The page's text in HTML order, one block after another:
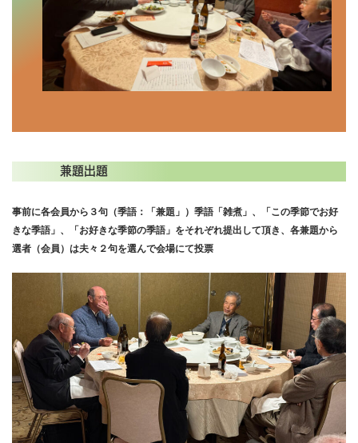
兼題出題
事前に各会員から３句（季語：「兼題」）季語「雑煮」、「この季節でお好
きな季語」、「お好きな季節の季語」をそれぞれ提出して頂き、各兼題から
選者（会員）は夫々２句を選んで会場にて投票